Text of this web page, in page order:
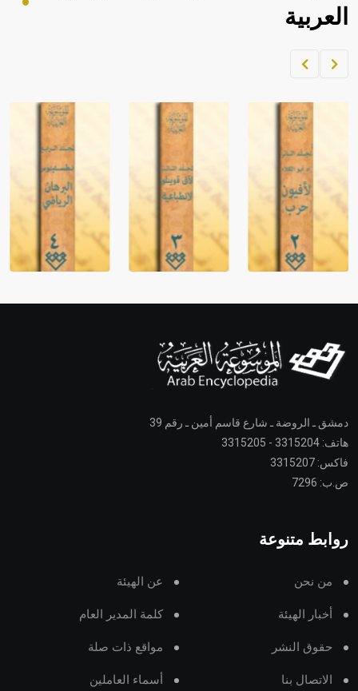
العربية
دمشق ـ الروضة ـ شارع قاسم أمين ـ رقم 39
هاتف: 3315204 - 3315205
فاكس: 3315207
ص.ب: 7296
روابط متنوعة
من نحن عن الهيئة
أخبار الهيئة كلمة المدير العام
حقوق النشر مواقع ذات صلة
الاتصال بنا أسماء العاملين